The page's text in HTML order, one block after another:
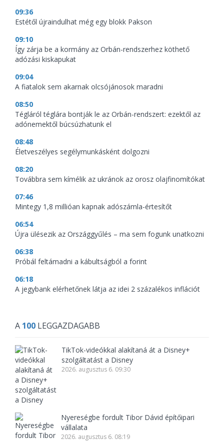
09:36
Estétől újraindulhat még egy blokk Pakson
09:10
Így zárja be a kormány az Orbán-rendszerhez köthető
adózási kiskapukat
09:04
A fiatalok sem akarnak olcsójánosok maradni
08:50
Tégláról téglára bontják le az Orbán-rendszert: ezektől az
adónemektől búcsúzhatunk el
08:48
Életveszélyes segélymunkásként dolgozni
08:20
Továbbra sem kímélik az ukránok az orosz olajfinomítókat
07:46
Mintegy 1,8 millióan kapnak adószámla-értesítőt
06:54
Újra ülésezik az Országgyűlés – ma sem fogunk unatkozni
06:38
Próbál feltámadni a kábultságból a forint
06:18
A jegybank elérhetőnek látja az idei 2 százalékos inflációt
A 100 LEGGAZDAGABB
TikTok-videókkal alakítaná át a Disney+
szolgáltatást a Disney
2026. augusztus 6. 09:30
Nyereségbe fordult Tibor Dávid építőipari
vállalata
2026. augusztus 6. 08:19